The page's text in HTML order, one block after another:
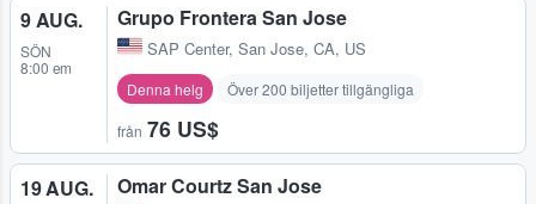
9 AUG.
SÖN
8:00 em
Grupo Frontera San Jose
SAP Center, San Jose, CA, US
Denna helg Över 200 biljetter tillgängliga
från 76 US$
19 AUG. Omar Courtz San Jose